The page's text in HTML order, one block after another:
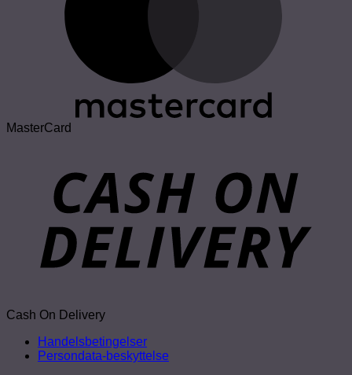
MasterCard
Cash On Delivery
Handelsbetingelser
Persondata-beskyttelse